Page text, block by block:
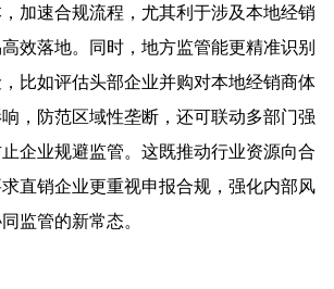
加速合规流程，尤其利于涉及本地经销
效落地。同时，地方监管能更精准识别
比如评估头部企业并购对本地经销商体
，防范区域性垄断，还可联动多部门强
企业规避监管。这既推动行业资源向合
直销企业更重视申报合规，强化内部风
监管的新常态。